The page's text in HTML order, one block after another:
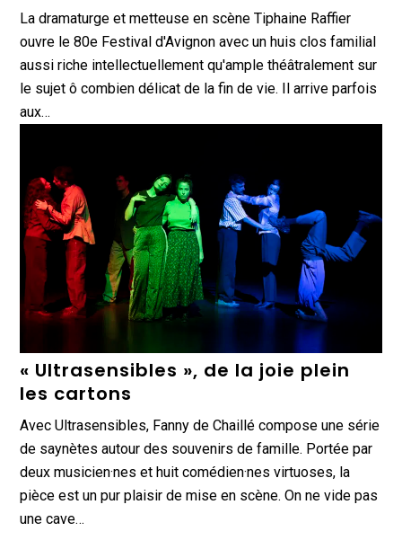
La dramaturge et metteuse en scène Tiphaine Raffier
ouvre le 80e Festival d'Avignon avec un huis clos familial
aussi riche intellectuellement qu'ample théâtralement sur
le sujet ô combien délicat de la fin de vie. Il arrive parfois
aux…
« Ultrasensibles », de la joie plein
les cartons
Avec Ultrasensibles, Fanny de Chaillé compose une série
de saynètes autour des souvenirs de famille. Portée par
deux musicien·nes et huit comédien·nes virtuoses, la
pièce est un pur plaisir de mise en scène. On ne vide pas
une cave…